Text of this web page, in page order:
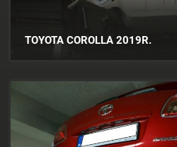
TOYOTA COROLLA 2019R.